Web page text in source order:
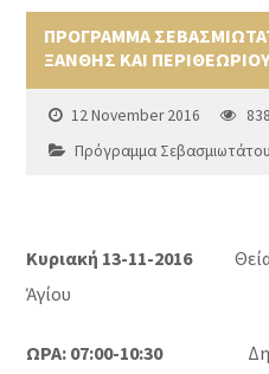
ΠΡΟΓΡΑΜΜΑ
ΞΑΝΘΗΣ ΚΑΙ
12 November 2016
838
Πρόγραμμα Σεβασμιωτάτου
Κυριακή 13-11-2016
Ἁγίου
ΩΡΑ: 07:00-10:30